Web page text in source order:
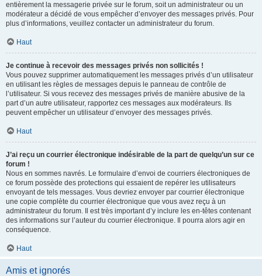
entièrement la messagerie privée sur le forum, soit un administrateur ou un
modérateur a décidé de vous empêcher d’envoyer des messages privés. Pour
plus d’informations, veuillez contacter un administrateur du forum.
Haut
Je continue à recevoir des messages privés non sollicités !
Vous pouvez supprimer automatiquement les messages privés d’un utilisateur
en utilisant les règles de messages depuis le panneau de contrôle de
l’utilisateur. Si vous recevez des messages privés de manière abusive de la
part d’un autre utilisateur, rapportez ces messages aux modérateurs. Ils
peuvent empêcher un utilisateur d’envoyer des messages privés.
Haut
J’ai reçu un courrier électronique indésirable de la part de quelqu’un sur ce
forum !
Nous en sommes navrés. Le formulaire d’envoi de courriers électroniques de
ce forum possède des protections qui essaient de repérer les utilisateurs
envoyant de tels messages. Vous devriez envoyer par courrier électronique
une copie complète du courrier électronique que vous avez reçu à un
administrateur du forum. Il est très important d’y inclure les en-têtes contenant
des informations sur l’auteur du courrier électronique. Il pourra alors agir en
conséquence.
Haut
Amis et ignorés